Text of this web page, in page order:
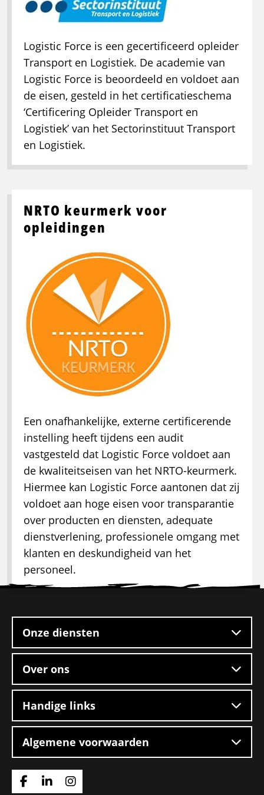
Logistic Force is een gecertificeerd opleider
Transport en Logistiek. De academie van
Logistic Force is beoordeeld en voldoet aan
de eisen, gesteld in het certificatieschema
‘Certificering Opleider Transport en
Logistiek’ van het Sectorinstituut Transport
en Logistiek.
NRTO keurmerk voor
opleidingen
Een onafhankelijke, externe certificerende
instelling heeft tijdens een audit
vastgesteld dat Logistic Force voldoet aan
de kwaliteitseisen van het NRTO-keurmerk.
Hiermee kan Logistic Force aantonen dat zij
voldoet aan hoge eisen voor transparantie
over producten en diensten, adequate
dienstverlening, professionele omgang met
klanten en deskundigheid van het
personeel.
footer
Onze diensten
Over ons
Handige links
Algemene voorwaarden
Ga
Ga
Ga